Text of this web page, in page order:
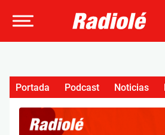
Portada Podcast Noticias